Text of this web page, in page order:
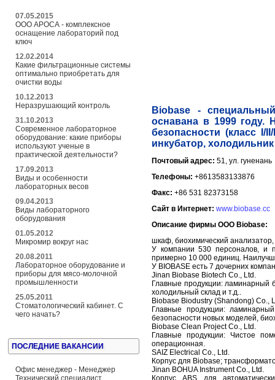
07.05.2015
ООО АРОСА - комплексное
оснащение лабораторий под
ключ
12.02.2014
Какие фильтрационные системы
оптимально приобретать для
очистки воды
10.12.2013
Неразрушающий контроль
31.10.2013
Современное лабораторное
оборудование: какие приборы
используют ученые в
практической деятельности?
17.09.2013
Виды и особенности
лабораторных весов
09.04.2013
Виды лабораторного
оборудования
01.05.2012
Микромир вокруг нас
20.08.2011
Лабораторное оборудование и
приборы для мясо-молочной
промышленности
25.05.2011
Стоматологический кабинет. С
чего начать?
ПОСЛЕДНИЕ ВАКАНСИИ
Офис менеджер - Менеджер
Технический специалист
Biobase -
оснавана в 1999 году.
безопасности (класс
инкубатор, холодильник
Почтовый адрес: 51, ул. гуненань
Телефоны: +8613583133876
Факс: +86 531 82373158
Сайт в Интернет: www.biobase.cc
Описание фирмы ООО Biobase:
шкаф, биохимический анализатор,
У компании 530 персоналов, и
примерно 10 000 единиц.
У BIOBASE есть 7 дочерних
Jinan Biobase Biotech Co., Ltd.
Главные продукции: ламинарный
холодильный склад и т.д..
Biobase Biodustry (Shandong) Co.,
Главные продукции:
безопасности новых моделей,
Biobase Clean Project Co., Ltd.
Главные продукции: Чистое
операционная.
SAIZ Electrical Co., Ltd.
Корпус для Biobase;
Jinan BOHUA Instrument Co., Ltd.
Корпус ABS для